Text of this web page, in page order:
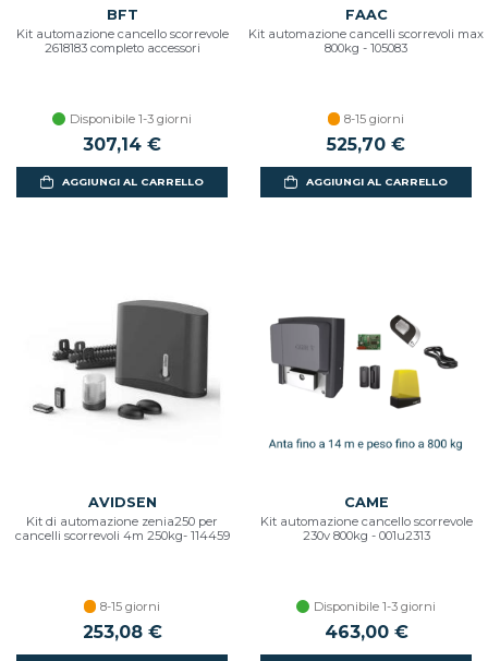
BFT
Kit automazione cancello scorrevole
2618183 completo accessori
Disponibile 1-3 giorni
307,14 €
AGGIUNGI AL CARRELLO
FAAC
Kit automazione cancelli scorrevoli max
800kg - 105083
8-15 giorni
525,70 €
AGGIUNGI AL CARRELLO
AVIDSEN
Kit di automazione zenia250 per
cancelli scorrevoli 4m 250kg- 114459
8-15 giorni
253,08 €
CAME
Kit automazione cancello scorrevole
230v 800kg - 001u2313
Disponibile 1-3 giorni
463,00 €